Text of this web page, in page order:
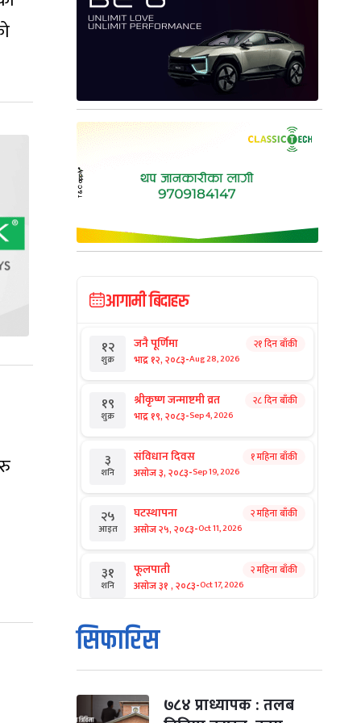
आगामी बिदाहरु
१२
शुक्र
जनै पूर्णिमा
भाद्र १२, २०८३-Aug 28, 2026
२१ दिन बाँकी
१९
शुक्र
श्रीकृष्ण जन्माष्टमी व्रत
भाद्र १९, २०८३-Sep 4, 2026
२८ दिन बाँकी
३
शनि
संविधान दिवस
असोज ३, २०८३-Sep 19, 2026
१ महिना बाँकी
२५
आइत
घटस्थापना
असोज २५, २०८३-Oct 11, 2026
२ महिना बाँकी
३१
शनि
फूलपाती
असोज ३१ , २०८३-Oct 17, 2026
२ महिना बाँकी
१
आइत
कार्तिक सङ्क्रान्ति
कार्तिक १, २०८३
मंगल कार्तिक ३, २०८३ -Oct 20, 2026
सिफारिस
७८४ प्राध्यापक : तलब